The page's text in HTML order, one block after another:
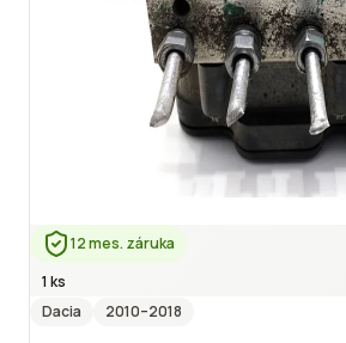
12 mes. záruka
1 ks
Dacia
2010–2018